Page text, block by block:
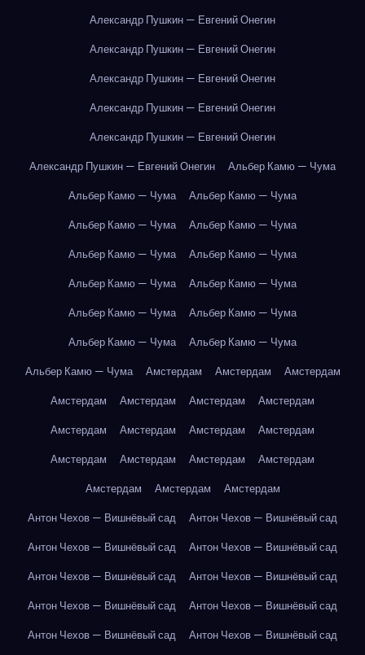
Александр Пушкин — Евгений Онегин
Александр Пушкин — Евгений Онегин
Александр Пушкин — Евгений Онегин
Александр Пушкин — Евгений Онегин
Александр Пушкин — Евгений Онегин
Александр Пушкин — Евгений Онегин
Альбер Камю — Чума
Альбер Камю — Чума
Альбер Камю — Чума
Альбер Камю — Чума
Альбер Камю — Чума
Альбер Камю — Чума
Альбер Камю — Чума
Альбер Камю — Чума
Альбер Камю — Чума
Альбер Камю — Чума
Альбер Камю — Чума
Альбер Камю — Чума
Альбер Камю — Чума
Альбер Камю — Чума
Амстердам Амстердам
Амстердам
Амстердам
Амстердам Амстердам
Амстердам
Амстердам
Амстердам Амстердам
Амстердам
Амстердам
Амстердам Амстердам
Амстердам
Амстердам
Амстердам
Амстердам
Антон Чехов — Вишнёвый сад
Антон Чехов — Вишнёвый сад
Антон Чехов — Вишнёвый сад
Антон Чехов — Вишнёвый сад
Антон Чехов — Вишнёвый сад
Антон Чехов — Вишнёвый сад
Антон Чехов — Вишнёвый сад
Антон Чехов — Вишнёвый сад
Антон Чехов — Вишнёвый сад
Антон Чехов — Вишнёвый сад